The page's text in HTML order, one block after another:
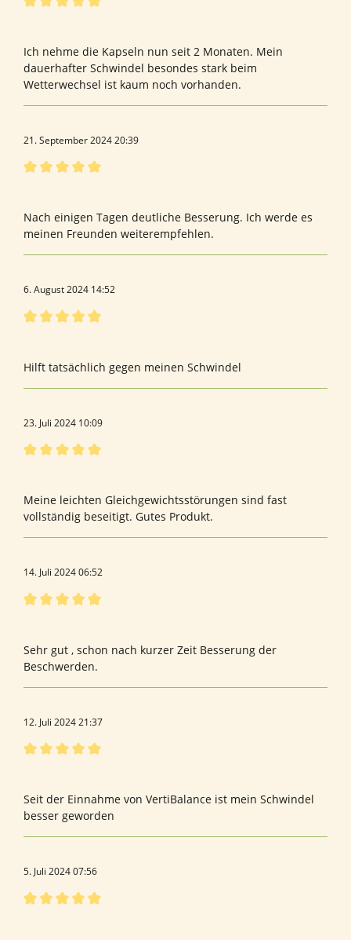
Ich nehme die Kapseln nun seit 2 Monaten. Mein
dauerhafter Schwindel besondes stark beim
Wetterwechsel ist kaum noch vorhanden.
21. September 2024 20:39
Nach einigen Tagen deutliche Besserung. Ich werde es
meinen Freunden weiterempfehlen.
6. August 2024 14:52
Hilft tatsächlich gegen meinen Schwindel
23. Juli 2024 10:09
Meine leichten Gleichgewichtsstörungen sind fast
vollständig beseitigt. Gutes Produkt.
14. Juli 2024 06:52
Sehr gut , schon nach kurzer Zeit Besserung der
Beschwerden.
12. Juli 2024 21:37
Seit der Einnahme von VertiBalance ist mein Schwindel
besser geworden
5. Juli 2024 07:56